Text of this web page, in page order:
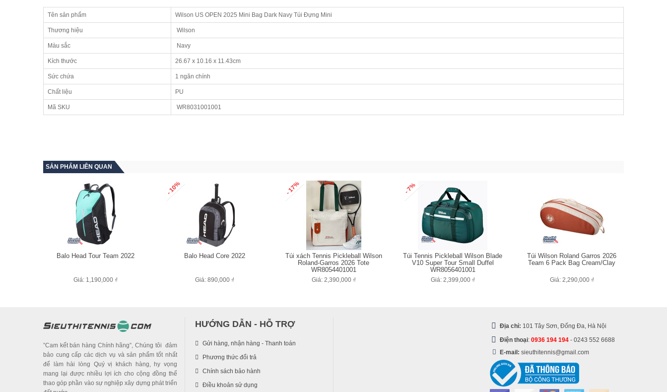
Tên sản phẩm Wilson US OPEN 2025 Mini Bag Dark Navy Túi Đựng Mini
Thương hiệu Wilson
Màu sắc Navy
Kích thước 26.67 x 10.16 x 11.43cm
Sức chứa 1 ngăn chính
Chất liệu PU
Mã SKU WR8031001001
SẢN PHẨM LIÊN QUAN
Balo Head Tour Team 2022
Giá: 1,190,000 ₫
- 10%
Balo Head Core 2022
Giá: 890,000 ₫
- 17%
Túi xách Tennis Pickleball Wilson
Roland-Garros 2026 Tote
WR8054401001
Giá: 2,390,000 ₫
- 7%
Túi Tennis Pickleball Wilson Blade
V10 Super Tour Small Duffel
WR8056401001
Giá: 2,399,000 ₫
Túi Wilson Roland Garros 2026
Team 6 Pack Bag Cream/Clay
Giá: 2,290,000 ₫
”Cam kết bán hàng Chính hãng”, Chúng tôi đảm
bảo cung cấp các dịch vụ và sản phẩm tốt nhất
để làm hài lòng Quý vị khách hàng, hy vọng
mang lại được nhiều lợi ích cho cộng đồng thể
thao góp phần vào sự nghiệp xây dựng phát triển
HƯỚNG DẪN - HỖ TRỢ
Gửi hàng, nhận hàng - Thanh toán
Phương thức đổi trả
Chính sách bảo hành
Điều khoản sử dụng
Địa chỉ: 101 Tây Sơn, Đống Đa, Hà Nội
Điện thoại: 0936 194 194 - 0243 552 6688
E-mail: sieuthitennis@gmail.com